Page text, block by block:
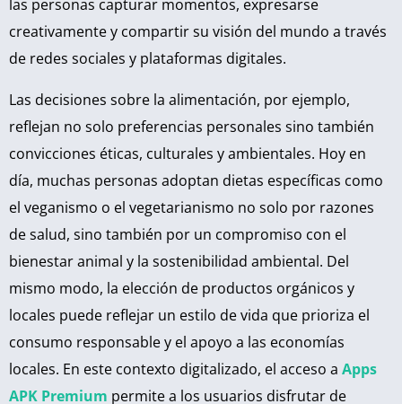
las personas capturar momentos, expresarse
creativamente y compartir su visión del mundo a través
de redes sociales y plataformas digitales.
Las decisiones sobre la alimentación, por ejemplo,
reflejan no solo preferencias personales sino también
convicciones éticas, culturales y ambientales. Hoy en
día, muchas personas adoptan dietas específicas como
el veganismo o el vegetarianismo no solo por razones
de salud, sino también por un compromiso con el
bienestar animal y la sostenibilidad ambiental. Del
mismo modo, la elección de productos orgánicos y
locales puede reflejar un estilo de vida que prioriza el
consumo responsable y el apoyo a las economías
locales. En este contexto digitalizado, el acceso a Apps
APK Premium permite a los usuarios disfrutar de